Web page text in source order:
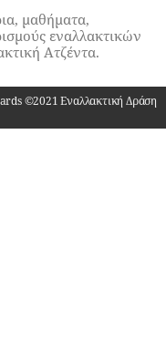
μαθήματα,
εναλλακτικών
Ατζέντα.
©2021 Εναλλακτική Δράση